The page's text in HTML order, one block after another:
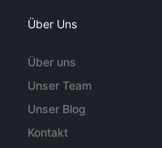
Über Uns
Über uns
Unser Team
Unser Blog
Kontakt